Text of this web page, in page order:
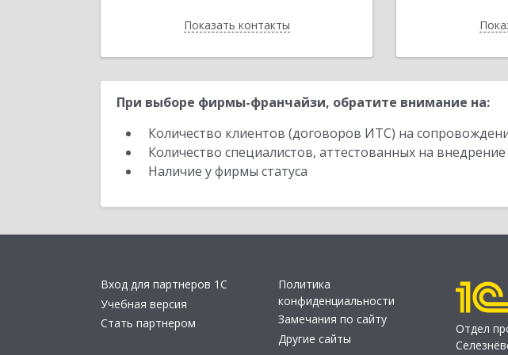
Показать контакты
Назад
При выборе фирмы-франчайзи, обратите внимание на:
Количество клиентов (договоров ИТС) на
Количество специалистов, аттестованных на
Наличие у фирмы статуса
Вход для партнеров 1С
Учебная версия
Стать партнером
Политика
конфиденциальности
Замечания по сайту
Другие сайты
Отдел